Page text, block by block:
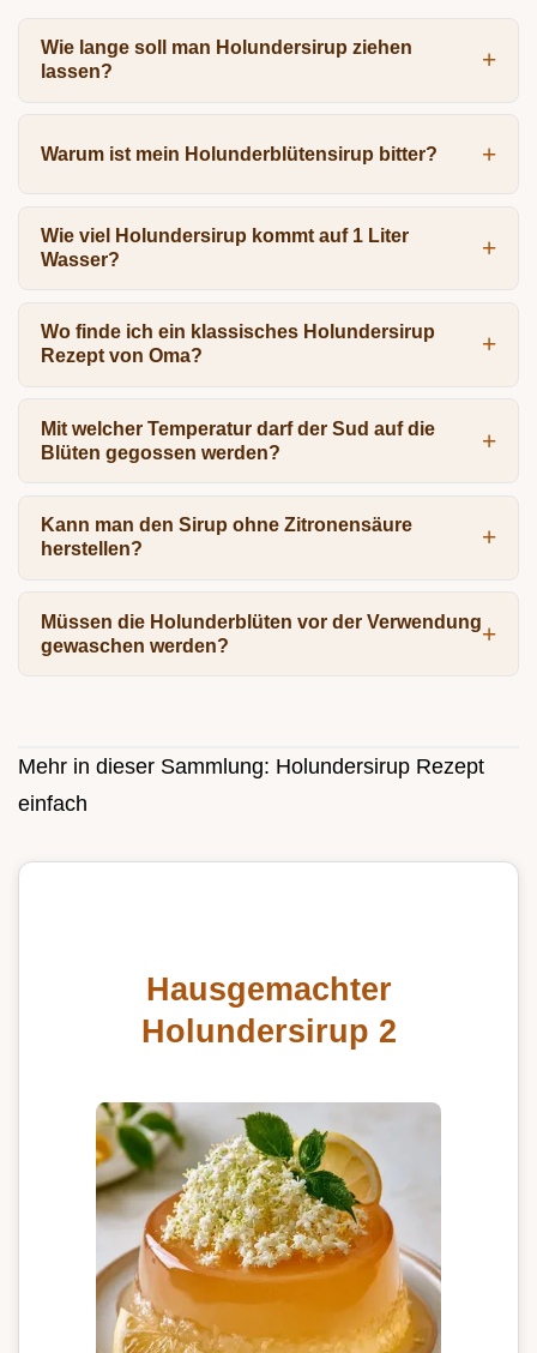
Wie lange soll man Holundersirup ziehen
lassen?
Warum ist mein Holunderblütensirup bitter?
Wie viel Holundersirup kommt auf 1 Liter
Wasser?
Wo finde ich ein klassisches Holundersirup
Rezept von Oma?
Mit welcher Temperatur darf der Sud auf die
Blüten gegossen werden?
Kann man den Sirup ohne Zitronensäure
herstellen?
Müssen die Holunderblüten vor der Verwendung
gewaschen werden?
Mehr in dieser Sammlung: Holundersirup Rezept
einfach
Hausgemachter
Holundersirup 2